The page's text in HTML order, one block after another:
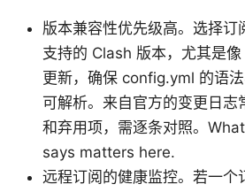
版本兼容性优先级高。选择订
支持的 Clash 版本，尤其是
更新，确保 config.yml 的语
可解析。来自官方的变更日志
和弃用项，需逐条对照。
says matters here.
远程订阅的健康监控。若一个